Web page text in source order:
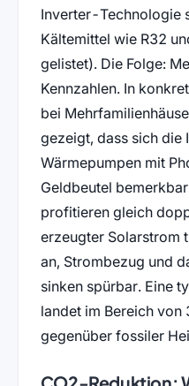
Inverter-Technologie
Kältemittel wie R32
gelistet). Die Folge:
Kennzahlen. In
bei
gezeigt, dass sich die
Wärmepumpen mit
Geldbeutel
profitieren gleich
erzeugter Solarstrom
an, Strombezug und
sinken spürbar. Eine
landet im Bereich von
gegenüber fossiler